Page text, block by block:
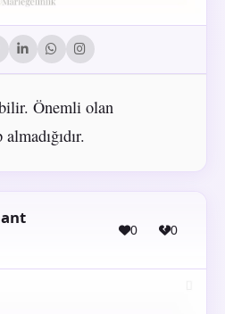
Önemli olan
0 0